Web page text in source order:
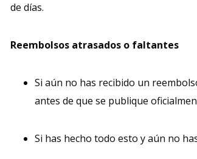
de días.
Reembolsos atrasados ​​o faltantes
Si aún no has recibido un
antes de que se publique
Si has hecho todo esto y aún no